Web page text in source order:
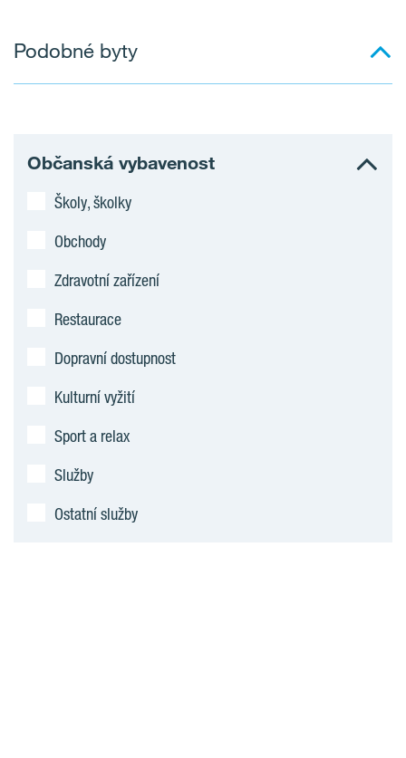
Podobné byty
Občanská vybavenost
Školy, školky
Obchody
Zdravotní zařízení
Restaurace
Dopravní dostupnost
Kulturní vyžití
Sport a relax
Služby
Ostatní služby